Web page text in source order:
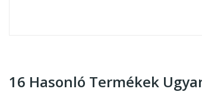
16 Hasonló Termékek